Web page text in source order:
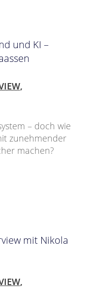
und KI –
,
– doch wie
zunehmender
machen?
mit Nikola
,